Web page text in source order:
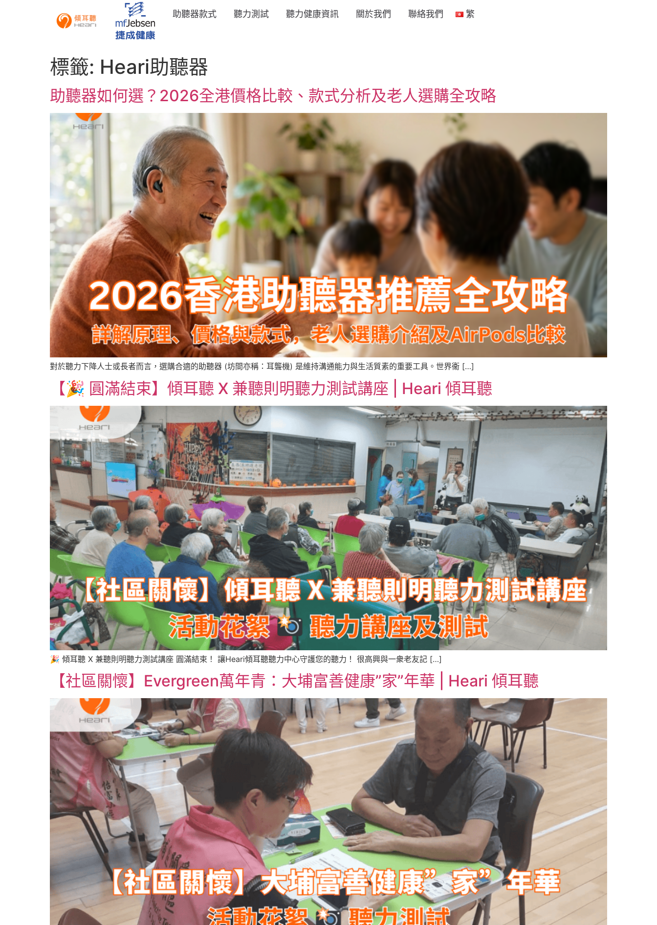
助聽器款式 聽力測試 聽力健康資訊 關於我們 聯絡我們 繁
標籤: Heari助聽器
助聽器如何選？2026全港價格比較、款式分析及老人選購全攻略
對於聽力下降人士或長者而言，選購合適的助聽器 (坊間亦稱：耳聾機) 是維持溝通能力與生活質素的重要工具。世界衞 […]
【🎉 圓滿結束】傾耳聽 X 兼聽則明聽力測試講座 | Heari 傾耳聽
🎉 傾耳聽 X 兼聽則明聽力測試講座 圓滿結束！ 讓Heari傾耳聽聽力中心守護您的聽力！ 很高興與一衆老友記 […]
【社區關懷】Evergreen萬年青：大埔富善健康”家”年華 | Heari 傾耳聽